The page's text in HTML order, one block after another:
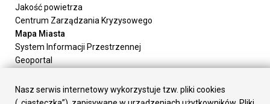
Jakość powietrza
Centrum Zarządzania Kryzysowego
Mapa Miasta
System Informacji Przestrzennej
Geoportal
Załatw sprawę
Prezydent Miasta
Nasz serwis internetowy wykorzystuje tzw. pliki cookies